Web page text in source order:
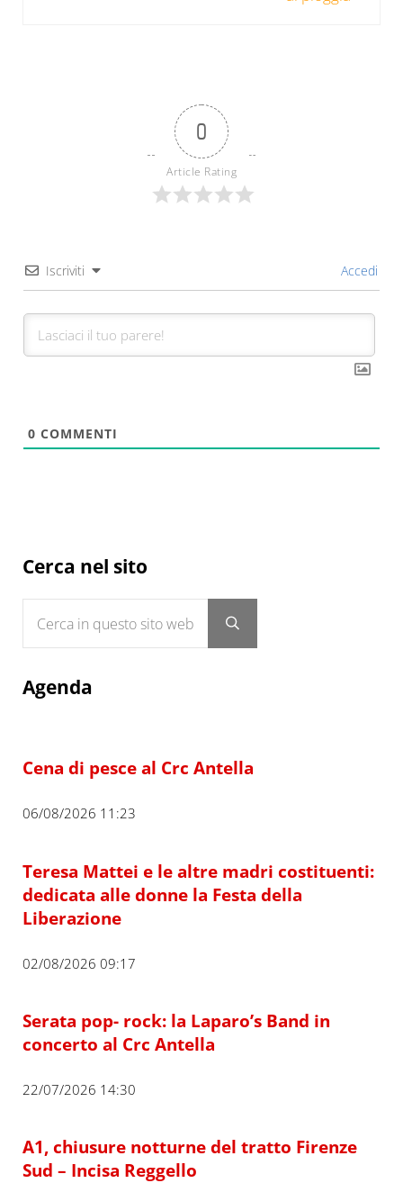
0
Article Rating
Iscriviti Accedi
0 COMMENTI
Sidebar
Cerca nel sito
Submit search
Agenda
Cena di pesce al Crc Antella
06/08/2026 11:23
Teresa Mattei e le altre madri costituenti:
dedicata alle donne la Festa della
Liberazione
02/08/2026 09:17
Serata pop- rock: la Laparo’s Band in
concerto al Crc Antella
22/07/2026 14:30
A1, chiusure notturne del tratto Firenze
Sud – Incisa Reggello